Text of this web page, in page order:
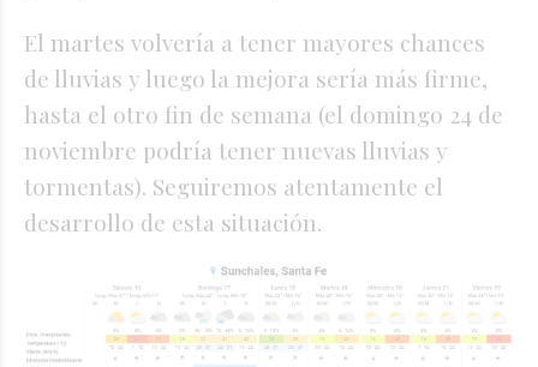
El martes volvería a tener mayores chances
de lluvias y luego la mejora sería más firme,
hasta el otro fin de semana (el domingo 24 de
noviembre podría tener nuevas lluvias y
tormentas). Seguiremos atentamente el
desarrollo de esta situación.